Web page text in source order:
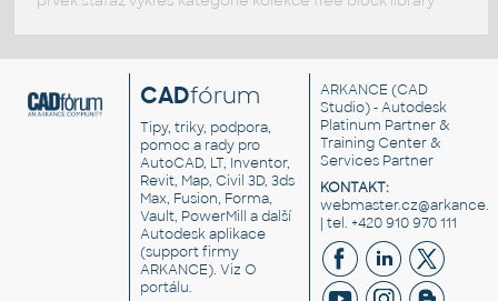
CADfórum
Tipy, triky, podpora,
pomoc a rady pro
AutoCAD, LT, Inventor,
Revit, Map, Civil 3D, 3ds
Max, Fusion, Forma,
Vault, PowerMill a další
Autodesk aplikace
(support firmy
ARKANCE). VizO
portálu.
ARKANCE (CAD
Studio) - Autodesk
Platinum Partner &
Training Center &
Services Partner
KONTAKT:
| tel. +420 910 970 111